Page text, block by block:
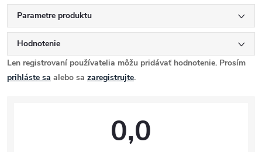
Parametre produktu
Hodnotenie
Len registrovaní používatelia môžu pridávať hodnotenie. Prosím
prihláste sa alebo sa zaregistrujte.
0,0